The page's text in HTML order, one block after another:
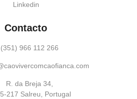
Linkedin
Contacto
(351) 966 112 266
R. da Breja 34,
217 Salreu, Portugal